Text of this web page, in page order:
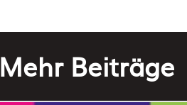
Mehr Beiträge